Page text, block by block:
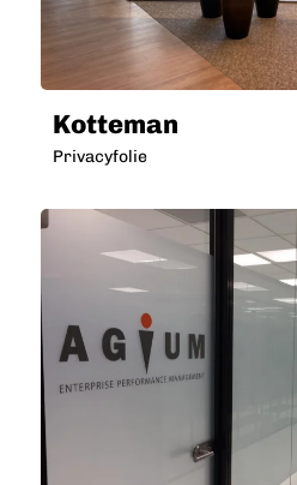
Kotteman
Privacyfolie